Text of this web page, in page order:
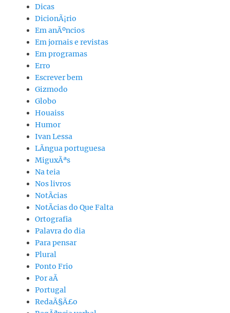
Dicas
DicionÃ¡rio
Em anÃºncios
Em jornais e revistas
Em programas
Erro
Escrever bem
Gizmodo
Globo
Houaiss
Humor
Ivan Lessa
LÃ­ngua portuguesa
MiguxÃªs
Na teia
Nos livros
NotÃ­cias
NotÃ­cias do Que Falta
Ortografia
Palavra do dia
Para pensar
Plural
Ponto Frio
Por aÃ­
Portugal
RedaÃ§Ã£o